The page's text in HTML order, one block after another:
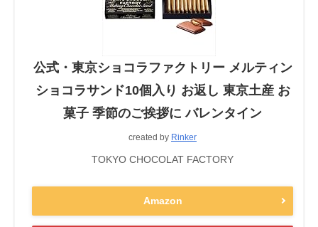
公式・東京ショコラファクトリー メルティン
ショコラサンド10個入り お返し 東京土産 お
菓子 季節のご挨拶に バレンタイン
created by Rinker
TOKYO CHOCOLAT FACTORY
Amazon